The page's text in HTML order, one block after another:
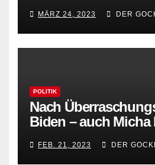
MÄRZ 24, 2023 DER
POLITIK
Nach
Biden – auch Micha
eingetroffen
FEB. 21, 2023 DER